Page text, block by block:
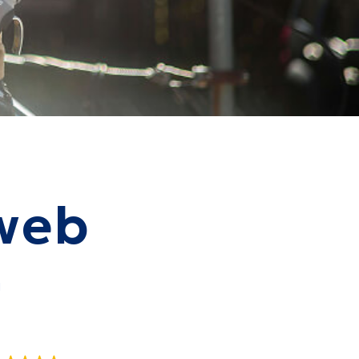
de notre site
référencement et
sommes très
à l'écoute et
dispo, je
Déco 83